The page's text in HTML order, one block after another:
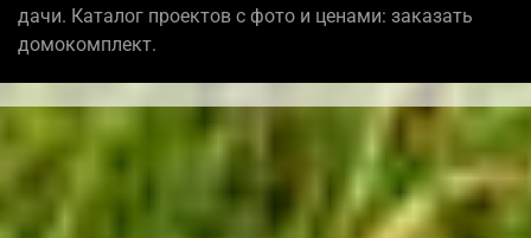
дачи. Каталог проектов с фото и ценами: заказать
домокомплект.